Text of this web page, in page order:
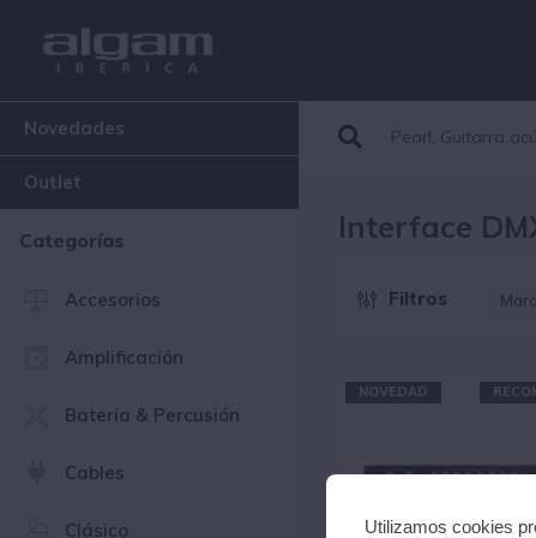
Novedades
Outlet
Categorías
Accesorios
Amplificación
Bateria & Percusión
Cables
Clásico
Interface
Filtros
NOVEDAD
Utilizamos cookies